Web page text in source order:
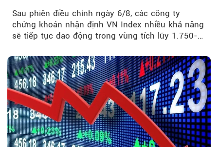
Theo
Sau phiên điều chỉnh ngày 6/8, các công ty
chứng khoán nhận định VN Index nhiều khả năng
sẽ tiếp tục dao động trong vùng tích lũy 1.750-